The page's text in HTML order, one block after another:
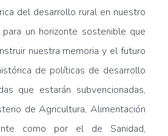
del desarrollo rural en nuestro
un horizonte sostenible que
nuestra memoria y el futuro
de políticas de desarrollo
que estarán subvencionadas,
de Agricultura, Alimentación
como por el de Sanidad,